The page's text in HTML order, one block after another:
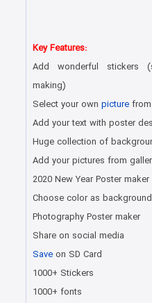
Key Features:
Add wonderful stickers
making)
Select your ownpicture
Add your text with poster
Huge collection of
Add your pictures from
2020 New Year Poster maker
Choose color as background
Photography Poster maker
Share on social media
Saveon SD Card
1000+ Stickers
1000+ fonts